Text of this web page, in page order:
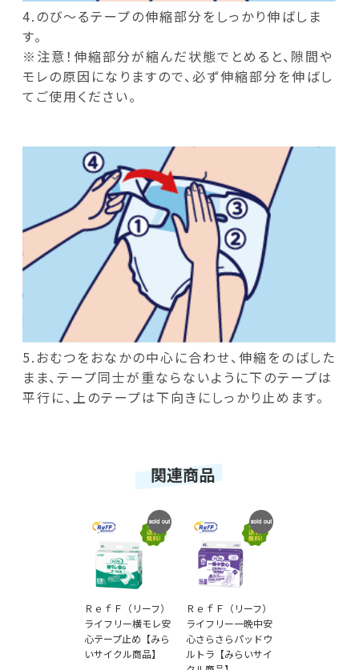
4.のび～るテープの伸縮部分をしっかり伸ばしま
す。
※注意！伸縮部分が縮んだ状態でとめると、隙間や
モレの原因になりますので、必ず伸縮部分を伸ばし
てご使用ください。
5.おむつをおなかの中心に合わせ、伸縮をのばした
まま、テープ同士が重ならないように下のテープは
平行に、上のテープは下向きにしっかり止めます。
関連商品
ＲｅｆＦ（リーフ）
ライフリー横モレ安
心テープ止め【みら
いサイクル商品】
ＲｅｆＦ（リーフ）
ライフリー一晩中安
心さらさらパッドウ
ルトラ【みらいサイ